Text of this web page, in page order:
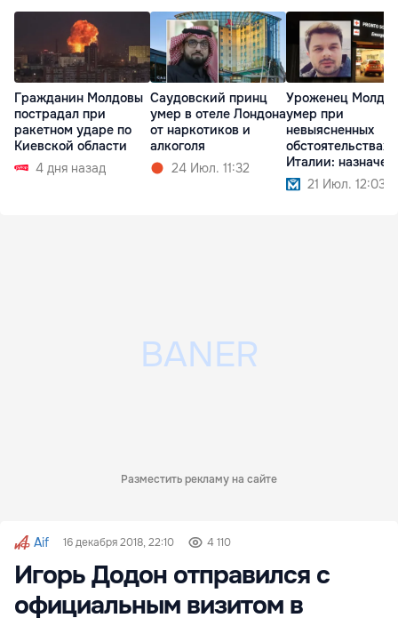
Гражданин Молдовы
пострадал при
ракетном ударе по
Киевской области
4 дня назад
Саудовский принц
умер в отеле Лондона
от наркотиков и
алкоголя
24 Июл. 11:32
Уроженец
умер при
невыясненных
обстоятельствах
Италии:
вскрытие
21 Июл. 12:03
Разместить рекламу на сайте
Aif 16 декабря 2018, 22:10 4 110
Игорь Додон отправился с
официальным визитом в